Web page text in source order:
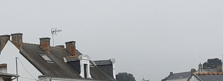
Exporter uniquement les colonnes affichées
Menu
Ajoutez un logo, un bouton, des réseaux sociaux